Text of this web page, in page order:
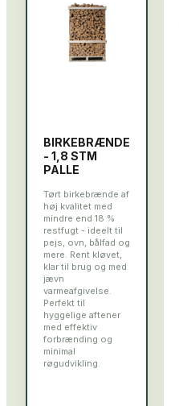
BIRKEBRÆNDE
- 1,8 STM
PALLE
Tørt birkebrænde af
høj kvalitet med
mindre end 18 %
restfugt - ideelt til
pejs, ovn, bålfad og
mere. Rent kløvet,
klar til brug og med
jævn
varmeafgivelse.
Perfekt til
hyggelige aftener
med effektiv
forbrænding og
minimal
røgudvikling.